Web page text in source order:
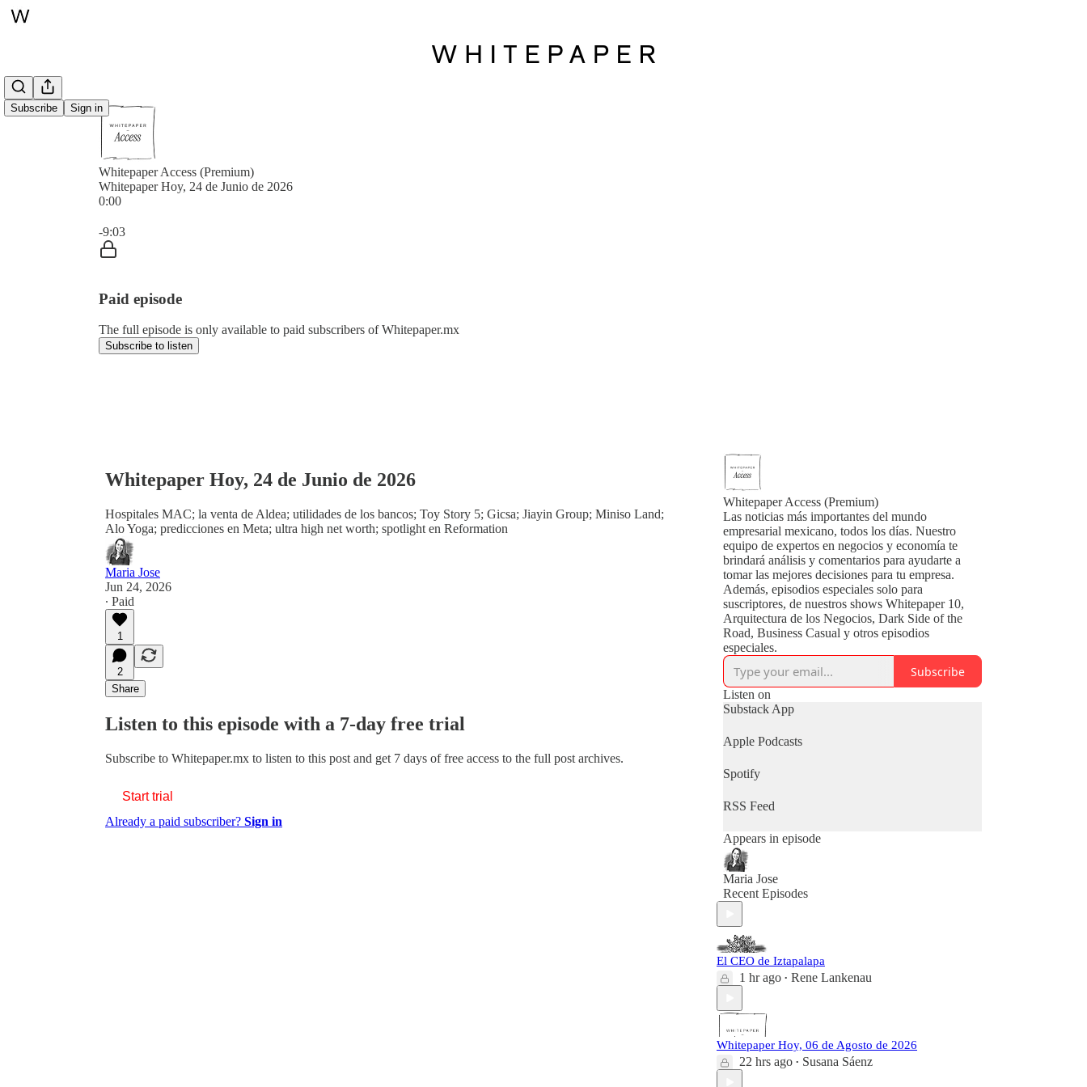
Subscribe Sign in
Whitepaper Access (Premium)
Whitepaper Hoy, 24 de Junio de 2026
0:00
-9:03
Paid episode
The full episode is only available to paid subscribers of Whitepaper.mx
Subscribe to listen
Whitepaper Hoy, 24 de Junio de 2026
Hospitales MAC; la venta de Aldea; utilidades de los bancos; Toy Story 5; Gicsa; Jiayin Group; Miniso Land;
Alo Yoga; predicciones en Meta; ultra high net worth; spotlight en Reformation
Maria Jose
Jun 24, 2026
∙ Paid
1
2
Share
Listen to this episode with a 7-day free trial
Subscribe to Whitepaper.mx to listen to this post and get 7 days of free access to the full post archives.
Start trial
Already a paid subscriber? Sign in
Whitepaper Access (Premium)
Las noticias más importantes del mundo
empresarial mexicano, todos los días. Nuestro
equipo de expertos en negocios y economía te
brindará análisis y comentarios para ayudarte a
tomar las mejores decisiones para tu empresa.
Además, episodios especiales solo para
suscriptores, de nuestros shows Whitepaper 10,
Arquitectura de los Negocios, Dark Side of the
Road, Business Casual y otros episodios
especiales.
Subscribe
Listen on
Substack App
Apple Podcasts
Spotify
RSS Feed
Appears in episode
Maria Jose
Recent Episodes
El CEO de Iztapalapa
1 hr ago • Rene Lankenau
Whitepaper Hoy, 06 de Agosto de 2026
22 hrs ago • Susana Sáenz